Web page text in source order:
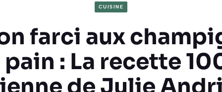
CUISINE
farci aux
pain : La recette